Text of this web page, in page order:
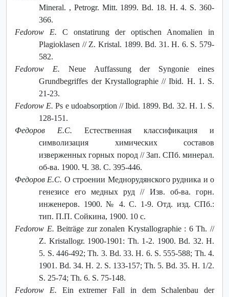
Mineral. , Petrogr. Mitt. 1899. Bd. 18. H. 4. S. 360-
366.
Fedorow E. С onstatirung der optischen Anomalien in
Plagioklasen // Z. Kristal. 1899. Bd. 31. H. 6. S. 579-
582.
Fedorow E. Neue Auffassung der Syngonie eines
Grundbegriffes der Krystallographie // Ibid. H. 1. S.
21-23.
Fedorow E. Ps е udoabsorption // Ibid. 1899. Bd. 32. H. 1. S.
128-151.
Федоров Е.С. Естественная классификация и
символизация химических составов
изверженных горных пород // Зап. СПб. минерал.
об-ва. 1900. Ч. 38. С. 395-446.
Федоров Е.С. О строении Меднорудянского рудника и о
генезисе его медных руд // Изв. об-ва. горн.
инженеров. 1900. № 4. С. 1-9. Отд. изд. СПб.:
тип. П.П. Сойкина, 1900. 10 с.
Fedorow E. Beiträge zur zonalen Krystallographie : 6 Th. //
Z. Kristallogr. 1900-1901: Th. 1-2. 1900. Bd. 32. H.
5. S. 446-492; Th. 3. Bd. 33. H. 6. S. 555-588; Th. 4.
1901. Bd. 34. H. 2. S. 133-157; Th. 5. Bd. 35. H. 1/2.
S. 25-74; Th. 6. S. 75-148.
Fedorow E. Ein extremer Fall in dem Schalenbau der